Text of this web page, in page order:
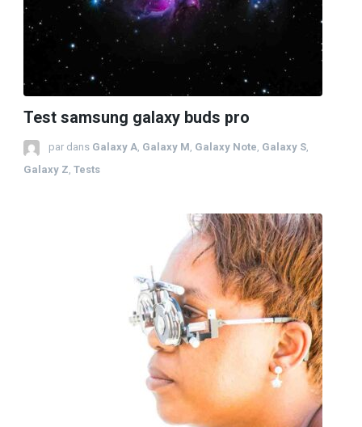
Test samsung galaxy buds pro
par dans Galaxy A, Galaxy M, Galaxy Note, Galaxy S,
Galaxy Z, Tests